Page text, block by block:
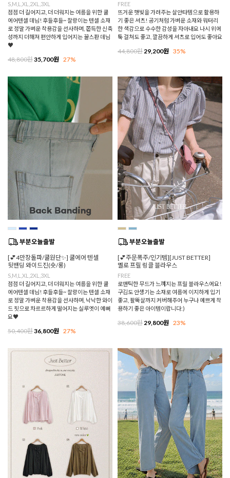
S,M,L,XL,2XL,3XL
점점 더 길어지고, 더 더워지는 여름을 위한 쿨
에어텐셀 데님! 후들후들~ 찰랑이는 텐셀 소재
로 정말 가벼운 착용감을 선사하며, 쫀득한 신축
성까지 더해져 편안하게 입어지는 꿀스판 데님
♥
48,800원35,700원 27%
FREE
뜨거운 햇빛을 가려주는 살안타템으로 활용하
기 좋은 셔츠! 공기처럼 가벼운 소재와 워터리
한 색감으로 수수한 감성을 자아내요 나시 위에
툭 걸쳐도 좋고, 깔끔하게 셔츠로 입어도 좋아요
44,800원29,200원 35%
[💕4만장돌파/쿨원단✨] 쿨에어 텐셀
뒷밴딩 와이드진(숏/롱)
S,M,L,XL,2XL,3XL
점점 더 길어지고, 더 더워지는 여름을 위한 쿨
에어텐셀 데님! 후들후들~ 찰랑이는 텐셀 소재
로 정말 가벼운 착용감을 선사하며, 낙낙한 와이
드 핏으로 차르르하게 떨어지는 실루엣이 예뻐
요♥
50,400원36,800원 27%
[💕주문폭주/인기템][JUST BETTER]
멜로 프릴 링클 블라우스
FREE
로맨틱한 무드가 느껴지는 프릴 블라우스에요!
구김도 안생기는 소재로 여름에 이지하게 입기
좋고, 팔뚝살까지 커버해주어 누구나 예쁘게 착
용하기 좋은 아이템이랍니다:)
38,600원 29,800원 23%